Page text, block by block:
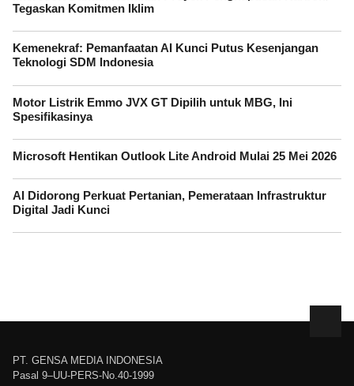
Tegaskan Komitmen Iklim
Kemenekraf: Pemanfaatan AI Kunci Putus Kesenjangan
Teknologi SDM Indonesia
Motor Listrik Emmo JVX GT Dipilih untuk MBG, Ini
Spesifikasinya
Microsoft Hentikan Outlook Lite Android Mulai 25 Mei 2026
AI Didorong Perkuat Pertanian, Pemerataan Infrastruktur
Digital Jadi Kunci
PT. GENSA MEDIA INDONESIA
Pasal 9–UU-PERS-No.40-1999